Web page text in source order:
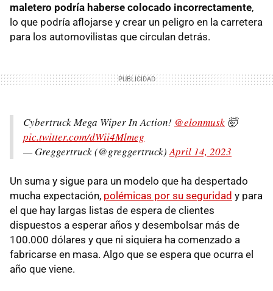
maletero podría haberse colocado incorrectamente,
lo que podría aflojarse y crear un peligro en la carretera
para los automovilistas que circulan detrás.
Cybertruck Mega Wiper In Action! @elonmusk 🤯
pic.twitter.com/dWii4Mlmeg
— Greggertruck (@greggertruck)April 14, 2023
Un suma y sigue para un modelo que ha despertado
mucha expectación, polémicas por su seguridad y para
el que hay largas listas de espera de clientes
dispuestos a esperar años y desembolsar más de
100.000 dólares y que ni siquiera ha comenzado a
fabricarse en masa. Algo que se espera que ocurra el
año que viene.